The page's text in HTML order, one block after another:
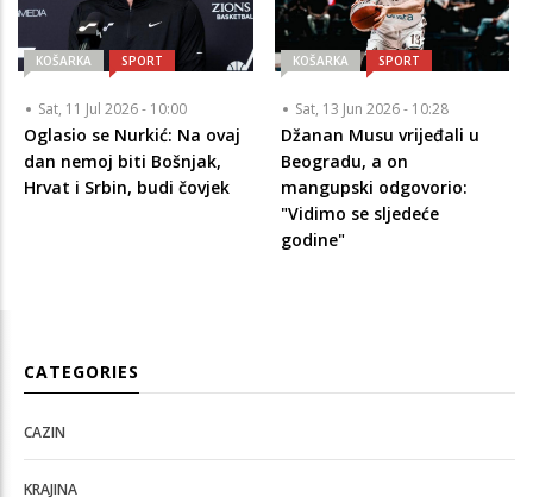
KOŠARKA SPORT
Sat, 11 Jul 2026 - 10:00
Oglasio se Nurkić: Na ovaj
dan nemoj biti Bošnjak,
Hrvat i Srbin, budi čovjek
KOŠARKA SPORT
Sat, 13 Jun 2026 - 10:28
Džanan Musu vrijeđali u
Beogradu, a on
mangupski odgovorio:
"Vidimo se sljedeće
godine"
CATEGORIES
CAZIN
KRAJINA